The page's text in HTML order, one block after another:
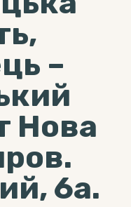
–
Нова
6а.